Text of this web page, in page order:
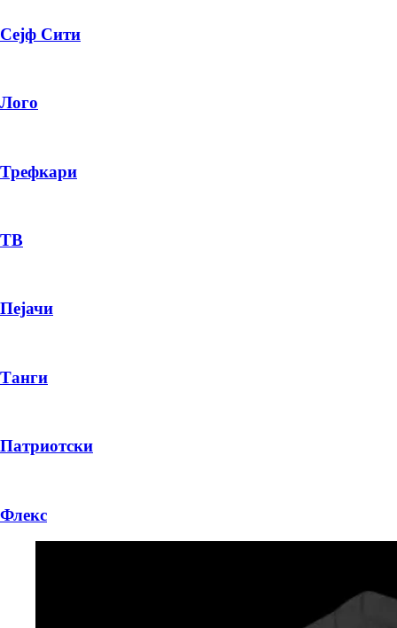
Сејф Сити
Лого
Трефкари
ТВ
Пејачи
Танги
Патриотски
Флекс